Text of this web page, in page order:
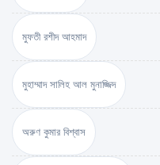
মুফতী রশীদ আহমাদ
মুহাম্মাদ সালিহ আল মুনাজ্জিদ
অরুণ কুমার বিশ্বাস